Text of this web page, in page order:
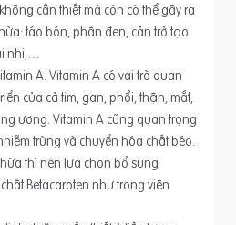
cần thiết mà còn có thể gây ra
táo bón, phân đen, cản trở tạo
nhi,…
A. Vitamin A có vai trò quan
của cả tim, gan, phổi, thận, mắt,
ương. Vitamin A cũng quan trọng
trùng và chuyển hóa chất béo.
thì nên lựa chọn bổ sung
Betacaroten như trong viên